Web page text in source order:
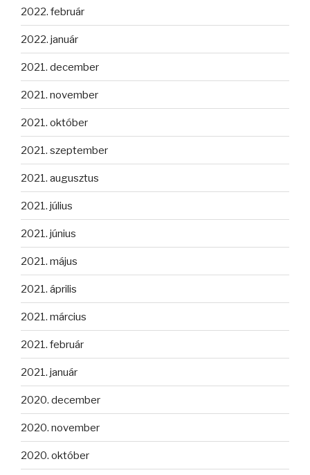
2022. február
2022. január
2021. december
2021. november
2021. október
2021. szeptember
2021. augusztus
2021. július
2021. június
2021. május
2021. április
2021. március
2021. február
2021. január
2020. december
2020. november
2020. október